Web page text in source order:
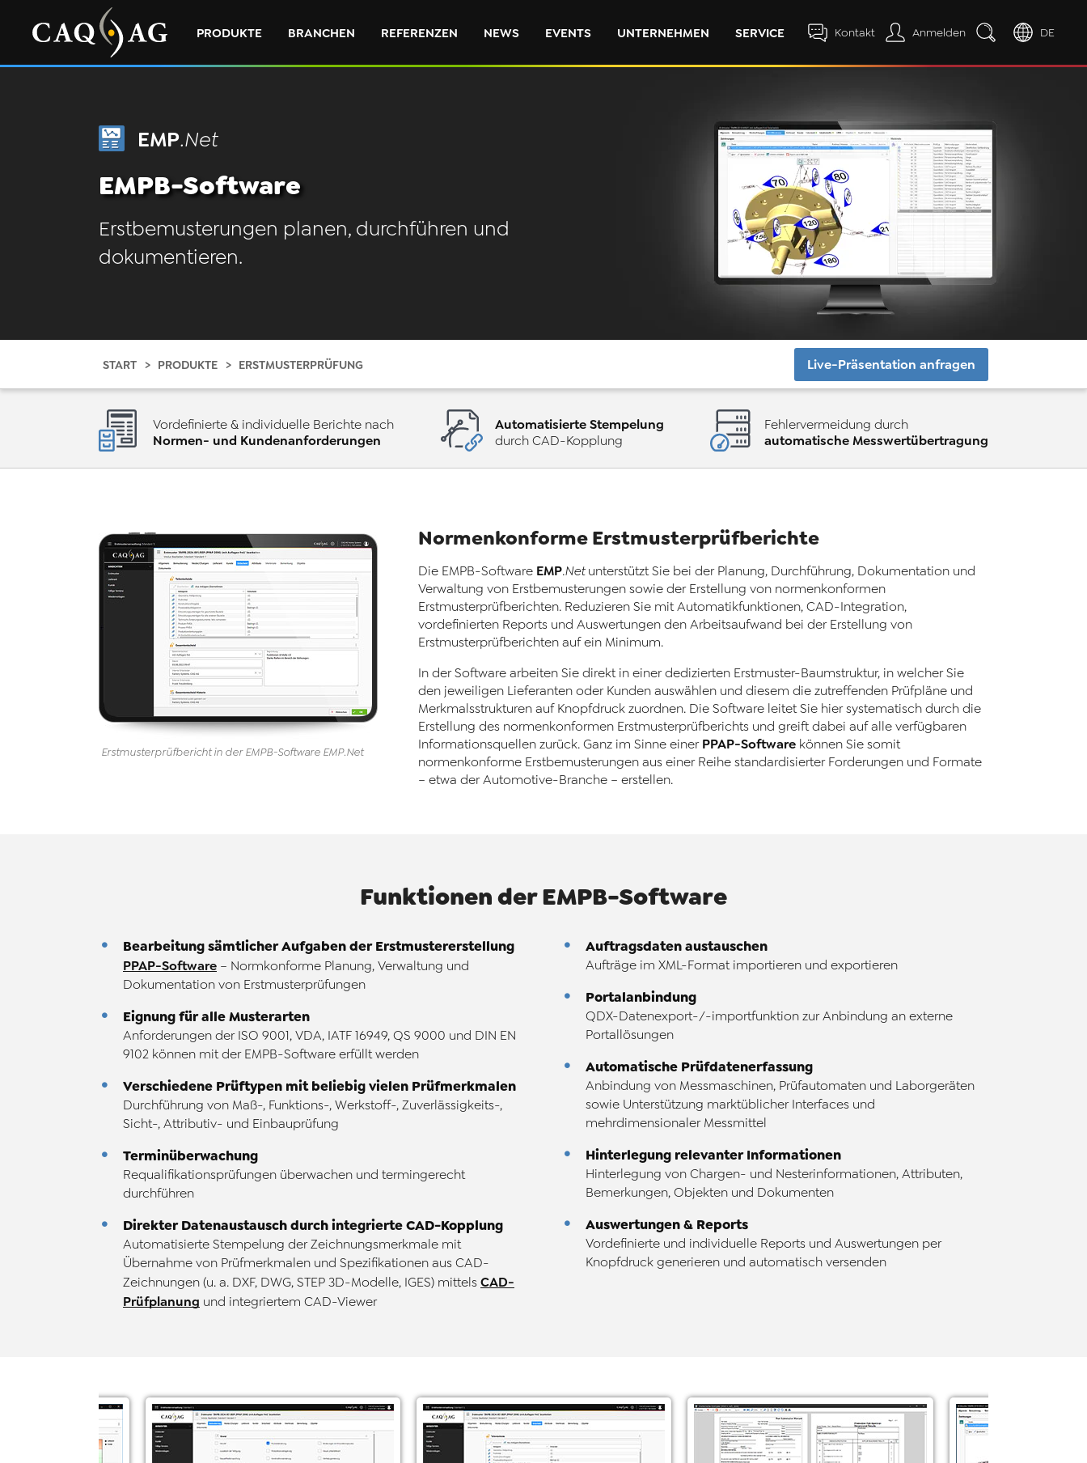
PRODUKTE BRANCHEN REFERENZEN NEWS EVENTS UNTERNEHMEN SERVICE Kontakt Anmelden DE
EMP.Net
EMPB-Software
Erstbemusterungen planen, durchführen und
dokumentieren.
START PRODUKTE ERSTMUSTERPRÜFUNG Live-Präsentation anfragen
Vordefinierte & individuelle Berichte nach
Normen- und Kundenanforderungen
Automatisierte Stempelung
durch CAD-Kopplung
Fehlervermeidung durch
automatische Messwertübertragung
Erstmusterprüfbericht in der EMPB-Software EMP.Net
Normenkonforme Erstmusterprüfberichte
Die EMPB-Software EMP.Netunterstützt Sie bei der Planung, Durchführung, Dokumentation und
Verwaltung von Erstbemusterungen sowie der Erstellung von normenkonformen
Erstmusterprüfberichten. Reduzieren Sie mit Automatikfunktionen, CAD-Integration,
vordefinierten Reports und Auswertungen den Arbeitsaufwand bei der Erstellung von
Erstmusterprüfberichten auf ein Minimum.
In der Software arbeiten Sie direkt in einer dedizierten Erstmuster-Baumstruktur, in welcher Sie
den jeweiligen Lieferanten oder Kunden auswählen und diesem die zutreffenden Prüfpläne und
Merkmalsstrukturen auf Knopfdruck zuordnen. Die Software leitet Sie hier systematisch durch die
Erstellung des normenkonformen Erstmusterprüfberichts und greift dabei auf alle verfügbaren
Informationsquellen zurück. Ganz im Sinne einer PPAP-Software können Sie somit
normenkonforme Erstbemusterungen aus einer Reihe standardisierter Forderungen und Formate
– etwa der Automotive-Branche – erstellen.
Funktionen der EMPB-Software
Bearbeitung sämtlicher Aufgaben der Erstmustererstellung
PPAP-Software – Normkonforme Planung, Verwaltung und
Dokumentation von Erstmusterprüfungen
Eignung für alle Musterarten
Anforderungen der ISO 9001, VDA, IATF 16949, QS 9000 und DIN EN
9102 können mit der EMPB-Software erfüllt werden
Verschiedene Prüftypen mit beliebig vielen Prüfmerkmalen
Durchführung von Maß-, Funktions-, Werkstoff-, Zuverlässigkeits-,
Sicht-, Attributiv- und Einbauprüfung
Terminüberwachung
Requalifikationsprüfungen überwachen und termingerecht
durchführen
Direkter Datenaustausch durch integrierte CAD-Kopplung
Automatisierte Stempelung der Zeichnungsmerkmale mit
Übernahme von Prüfmerkmalen und Spezifikationen aus CAD-
Zeichnungen (u. a. DXF, DWG, STEP 3D-Modelle, IGES) mittels CAD-
Prüfplanung und integriertem CAD-Viewer
Auftragsdaten austauschen
Aufträge im XML-Format importieren und exportieren
Portalanbindung
QDX-Datenexport-/-importfunktion zur Anbindung an externe
Portallösungen
Automatische Prüfdatenerfassung
Anbindung von Messmaschinen, Prüfautomaten und Laborgeräten
sowie Unterstützung marktüblicher Interfaces und
mehrdimensionaler Messmittel
Hinterlegung relevanter Informationen
Hinterlegung von Chargen- und Nesterinformationen, Attributen,
Bemerkungen, Objekten und Dokumenten
Auswertungen & Reports
Vordefinierte und individuelle Reports und Auswertungen per
Knopfdruck generieren und automatisch versenden